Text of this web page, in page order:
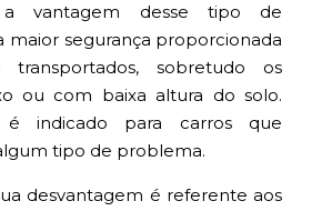
a vantagem desse tipo de
maior segurança proporcionada
transportados, sobretudo os
ou com baixa altura do solo.
é indicado para carros que
tipo de problema.
desvantagem é referente aos